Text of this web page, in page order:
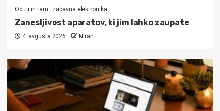
Od tu in tam Zabavna elektronika
Zanesljivost aparatov, ki jim lahko zaupate
4. avgusta 2026 Miran